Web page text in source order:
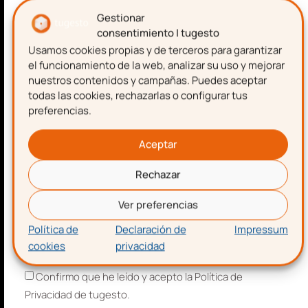
Gestionar
consentimiento | tugesto
Usamos cookies propias y de terceros para garantizar
el funcionamiento de la web, analizar su uso y mejorar
nuestros contenidos y campañas. Puedes aceptar
todas las cookies, rechazarlas o configurar tus
preferencias.
Aceptar
Rechazar
Ver preferencias
Política de
cookies
Declaración de
privacidad
Impressum
puede incluir la cesión de bienes o
derechos a los acreedores, como parte
de los pagos de los créditos.
Lahomologación del acuerdo, a
determinados acreedores, se puede
llevar a cabo a pesar del carácter
desproporcionado exigido a uno o
varios acreedores.
Régimen de incumplimiento
: se
añaden los acuerdos de refinanciación
homologados y sus efectos a los no
sujetos a homologación; además, la
declaración de incumplimiento indicará
su resolución y desaparecerán los
efectos sobre los créditos.
Concurso consecutivo a un acuerdo
emprendimiento.
Nombre
Apellidos
Correo electrónico
Aceptación de términos y condiciones
Confirmo que he leído y acepto la Política de
Privacidad de tugesto.